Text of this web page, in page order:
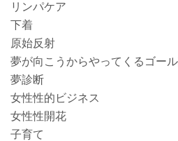
リンパケア
下着
原始反射
夢が向こうからやってくるゴー
夢診断
女性性的ビジネス
女性性開花
子育て